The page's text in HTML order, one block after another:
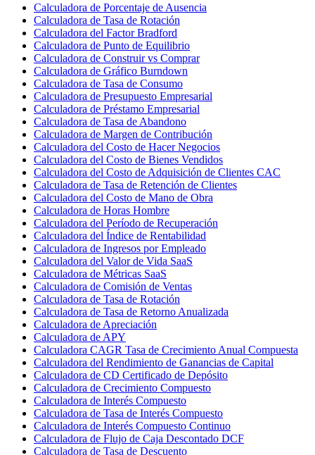
Calculadora de Porcentaje de Ausencia
Calculadora de Tasa de Rotación
Calculadora del Factor Bradford
Calculadora de Punto de Equilibrio
Calculadora de Construir vs Comprar
Calculadora de Gráfico Burndown
Calculadora de Tasa de Consumo
Calculadora de Presupuesto Empresarial
Calculadora de Préstamo Empresarial
Calculadora de Tasa de Abandono
Calculadora de Margen de Contribución
Calculadora del Costo de Hacer Negocios
Calculadora del Costo de Bienes Vendidos
Calculadora del Costo de Adquisición de Clientes CAC
Calculadora de Tasa de Retención de Clientes
Calculadora del Costo de Mano de Obra
Calculadora de Horas Hombre
Calculadora del Período de Recuperación
Calculadora del Índice de Rentabilidad
Calculadora de Ingresos por Empleado
Calculadora del Valor de Vida SaaS
Calculadora de Métricas SaaS
Calculadora de Comisión de Ventas
Calculadora de Tasa de Rotación
Calculadora de Tasa de Retorno Anualizada
Calculadora de Apreciación
Calculadora de APY
Calculadora CAGR Tasa de Crecimiento Anual Compuesta
Calculadora del Rendimiento de Ganancias de Capital
Calculadora de CD Certificado de Depósito
Calculadora de Crecimiento Compuesto
Calculadora de Interés Compuesto
Calculadora de Tasa de Interés Compuesto
Calculadora de Interés Compuesto Continuo
Calculadora de Flujo de Caja Descontado DCF
Calculadora de Tasa de Descuento